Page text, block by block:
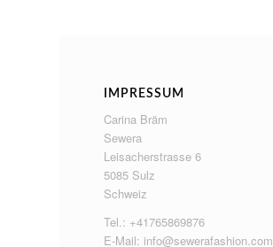
IMPRESSUM
Carina Bräm
Sewera
Leisacherstrasse 6
5085 Sulz
Schweiz
Tel.: +41765869876
E-Mail: info@sewerafashion.com